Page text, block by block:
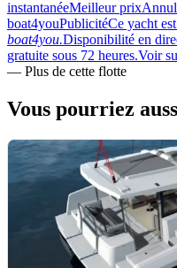
instantanéeMeilleur prix
boat4youPublicitéCe yacht
boat4you.Disponibilité en
gratuite sous 72 heures.Voir
— Plus de cette flotte
Vous pourriez